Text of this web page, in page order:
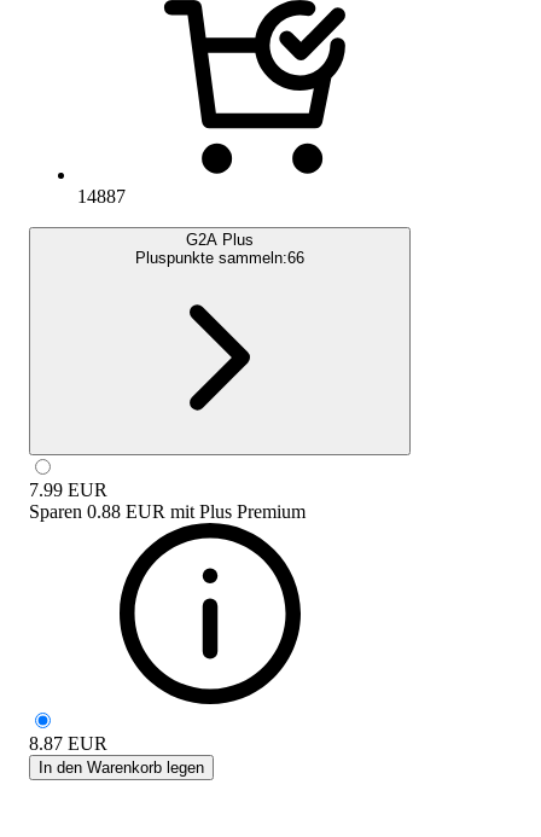
14887
G2A Plus
Pluspunkte sammeln:66
7.99 EUR
Sparen 0.88 EUR mit Plus Premium
8.87 EUR
In den Warenkorb legen